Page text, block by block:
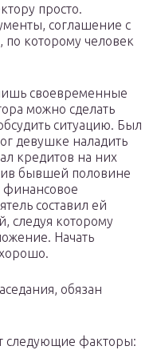
просто.
соглашение с
которому человек
своевременные
можно сделать
ситуацию. Был
девушке наладить
кредитов на них
бывшей половине
финансовое
составил ей
следуя которому
Начать
обязан
следующие факторы: